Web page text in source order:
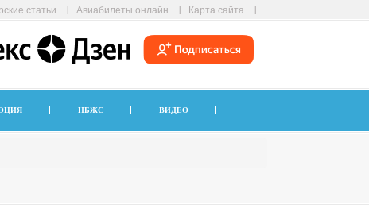
статьи Авиабилеты онлайн Карта сайта
НБЖС ВИДЕО